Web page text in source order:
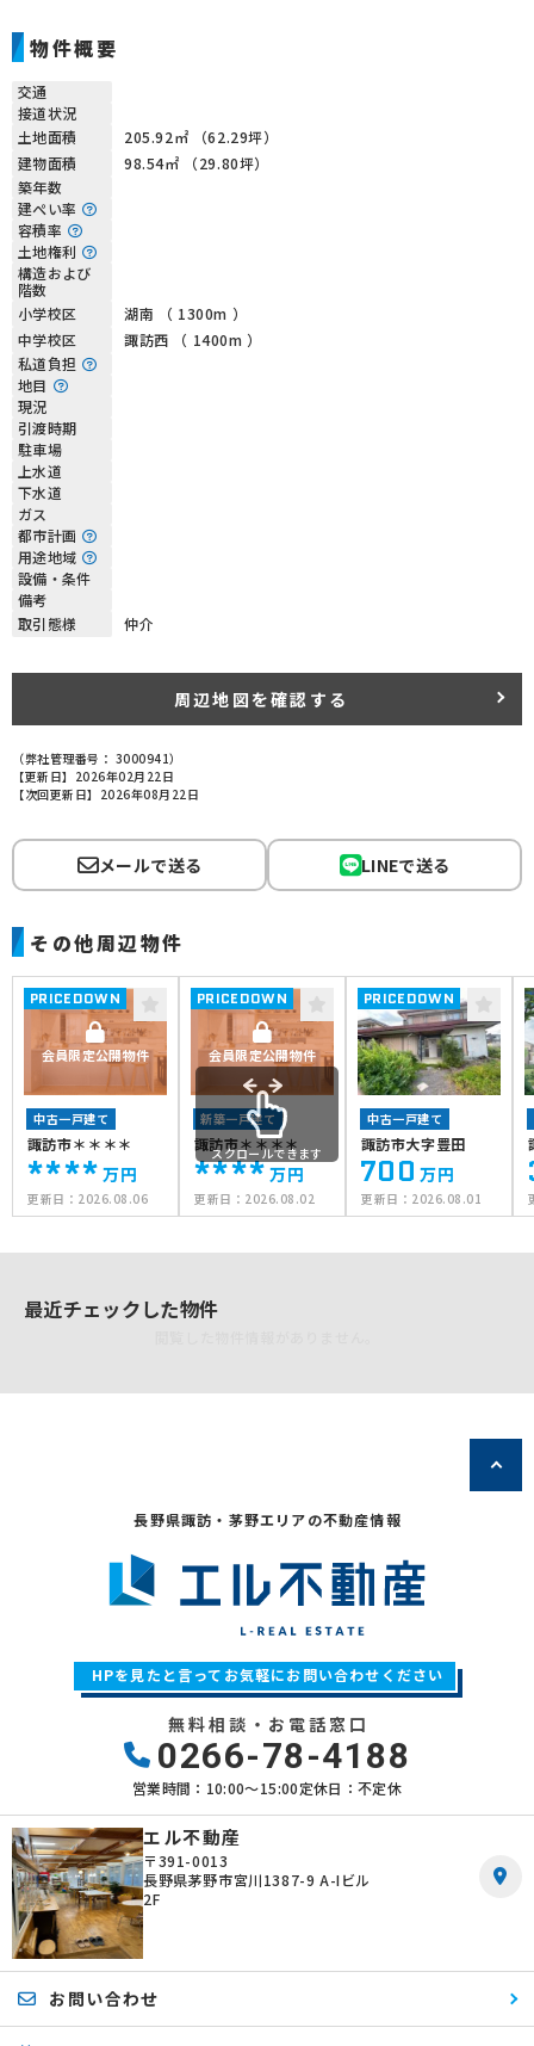
物件概要
交通
接道状況
土地面積
205.92㎡ （62.29坪）
建物面積
98.54㎡ （29.80坪）
築年数
建ぺい率
容積率
土地権利
構造および
階数
小学校区
湖南 （ 1300m ）
中学校区
諏訪西 （ 1400m ）
私道負担
地目
現況
引渡時期
駐車場
上水道
下水道
ガス
都市計画
用途地域
設備・条件
備考
取引態様
仲介
周辺地図を確認する
（弊社管理番号： 3000941）
【更新日】2026年02月22日
【次回更新日】2026年08月22日
メールで送る LINEで送る
その他周辺物件
会員限定公開物件
PRICEDOWN
中古一戸建て
諏訪市＊＊＊＊
**** 万円
更新日： 2026.08.06
会員限定公開物件
PRICEDOWN
新築一戸建て
諏訪市＊＊＊＊
****万円
更新日： 2026.08.02
PRICEDOWN
中古一戸建て
諏訪市大字豊田
700 万円
更新日： 2026.08.01
スクロールできます
最近チェックした物件
長野県諏訪・茅野エリアの不動産情報
HPを見たと言ってお気軽にお問い合わせください
無料相談・お電話窓口
0266-78-4188
営業時間：10:00〜15:00定休日：不定休
エル不動産
〒391-0013
長野県茅野市宮川1387-9 A-Iビル
2F
お問い合わせ